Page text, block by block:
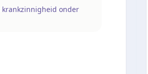
onder